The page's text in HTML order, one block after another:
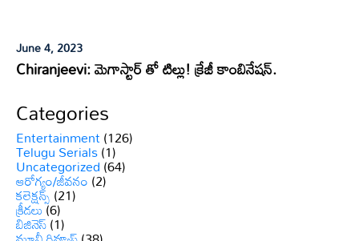
June 4, 2023
Chiranjeevi: మెగాస్టార్ తో టిల్లు! క్రేజీ కాంబినేషన్.
Categories
Entertainment(126)
Telugu Serials(1)
Uncategorized(64)
ఆరోగ్యం/జీవనం(2)
కలెక్షన్స్(21)
క్రీడలు(6)
బిజినెస్(1)